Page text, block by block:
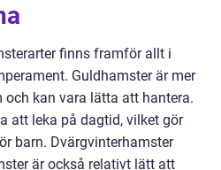
finns framför allt i
Guldhamster är mer
kan vara lätta att hantera.
att leka på dagtid, vilket gör
barn. Dvärgvinterhamster
är också relativt lätt att